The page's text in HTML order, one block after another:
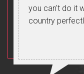
you can't do it
country